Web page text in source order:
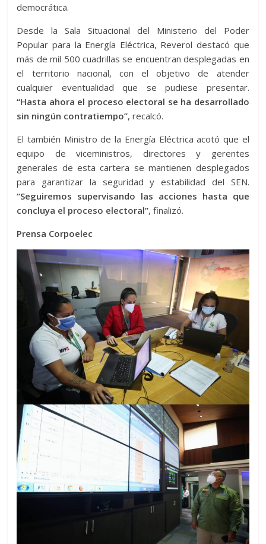
democrática.
Desde la Sala Situacional del Ministerio del Poder
Popular para la Energía Eléctrica, Reverol destacó que
más de mil 500 cuadrillas se encuentran desplegadas en
el territorio nacional, con el objetivo de atender
cualquier eventualidad que se pudiese presentar.
“Hasta ahora el proceso electoral se ha desarrollado
sin ningún contratiempo”, recalcó.
El también Ministro de la Energía Eléctrica acotó que el
equipo de viceministros, directores y gerentes
generales de esta cartera se mantienen desplegados
para garantizar la seguridad y estabilidad del SEN.
“Seguiremos supervisando las acciones hasta que
concluya el proceso electoral”, finalizó.
Prensa Corpoelec